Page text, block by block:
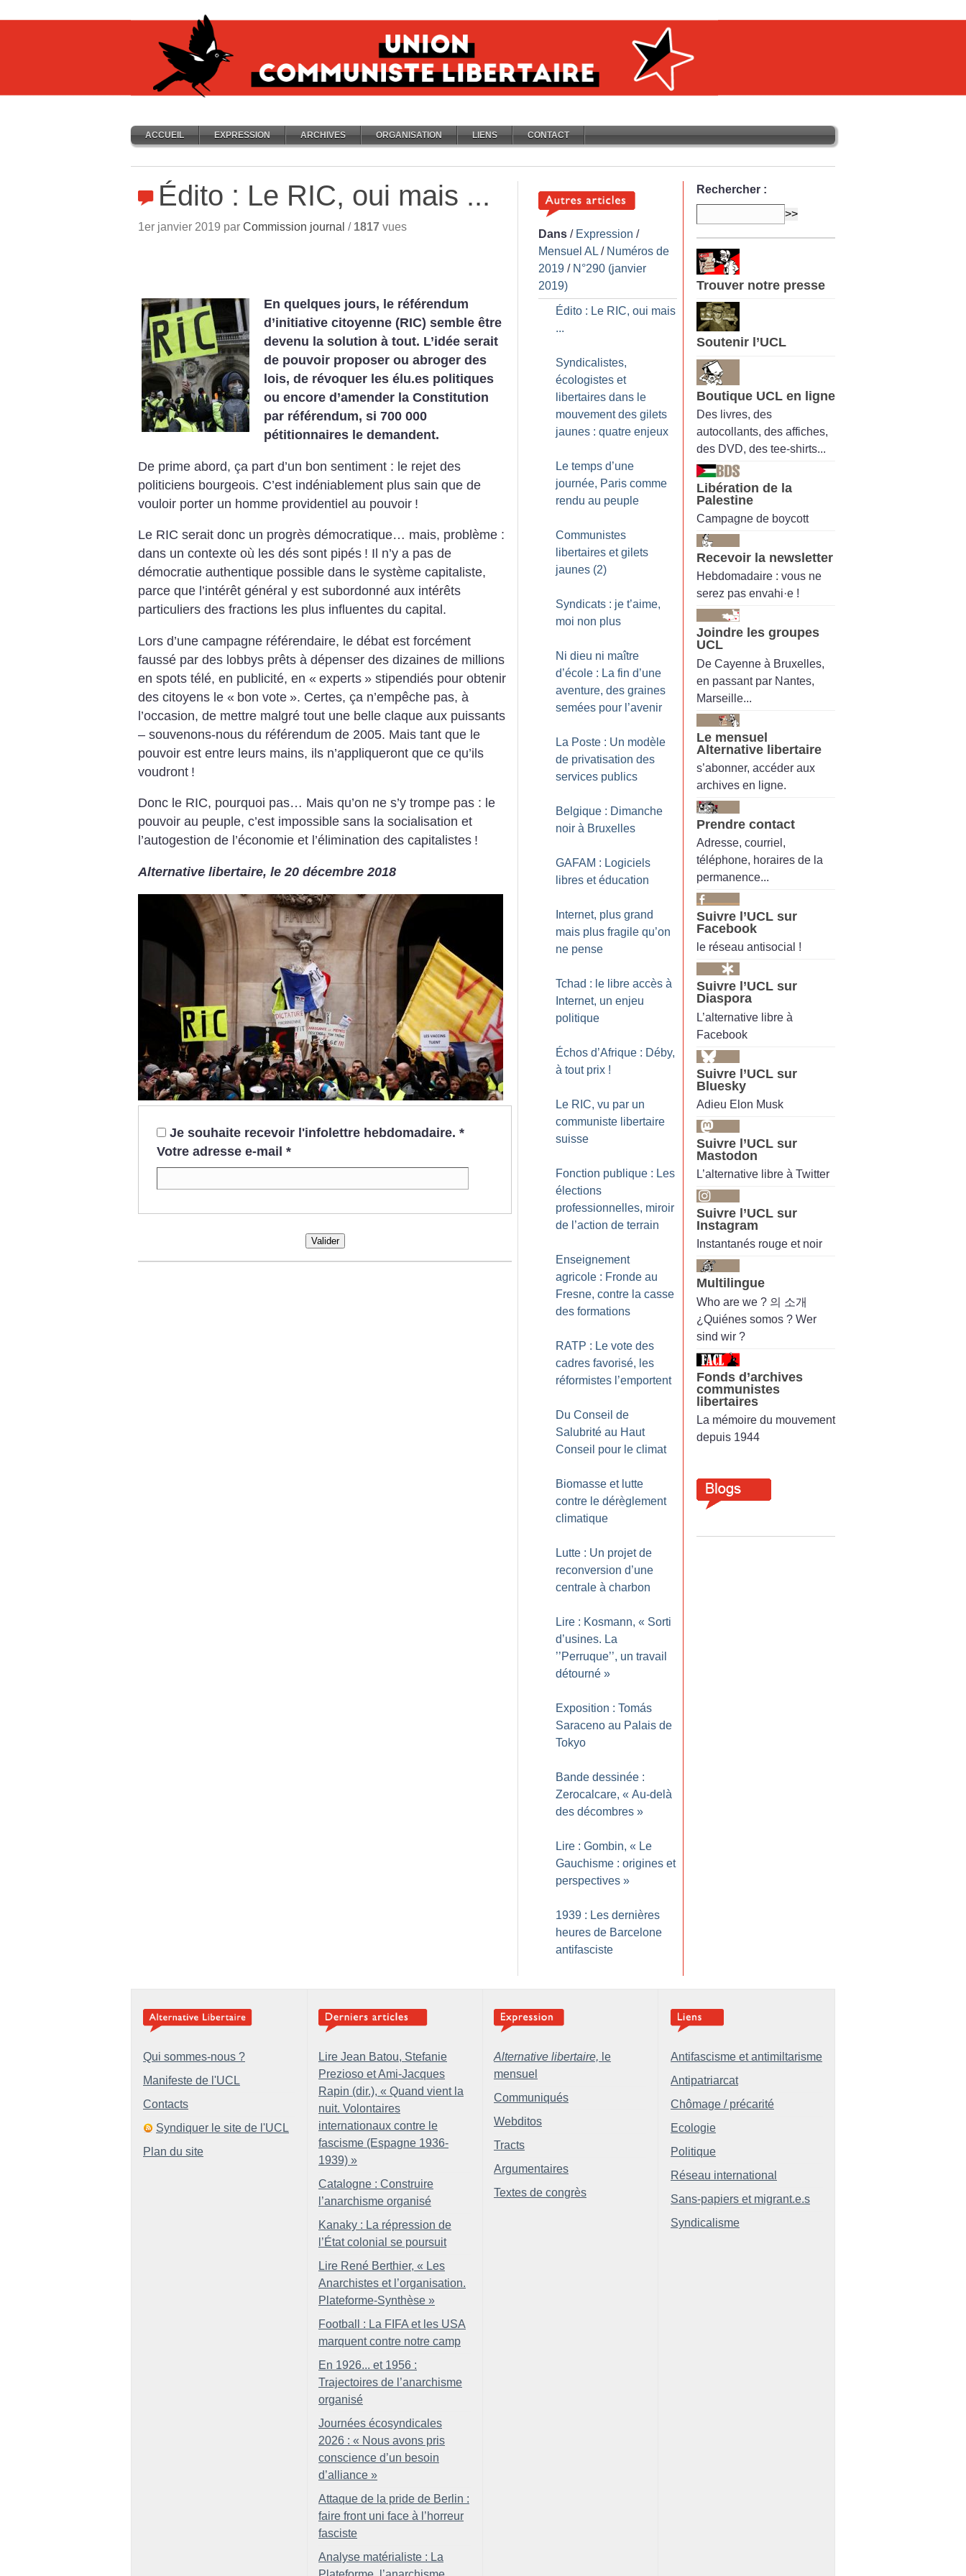
ACCUEIL EXPRESSION ARCHIVES ORGANISATION LIENS CONTACT
Édito : Le RIC, oui mais ...
1er janvier 2019 par Commission journal / 1817 vues
En quelques jours, le référendum
d’initiative citoyenne (RIC) semble être
devenu la solution à tout. L’idée serait
de pouvoir proposer ou abroger des
lois, de révoquer les élu.es politiques
ou encore d’amender la Constitution
par référendum, si 700 000
pétitionnaires le demandent.
De prime abord, ça part d’un bon sentiment : le rejet des
politiciens bourgeois. C’est indéniablement plus sain que de
vouloir porter un homme providentiel au pouvoir !
Le RIC serait donc un progrès démocratique… mais, problème :
dans un contexte où les dés sont pipés ! Il n’y a pas de
démocratie authentique possible dans le système capitaliste,
parce que l’intérêt général y est subordonné aux intérêts
particuliers des fractions les plus influentes du capital.
Lors d’une campagne référendaire, le débat est forcément
faussé par des lobbys prêts à dépenser des dizaines de millions
en spots télé, en publicité, en « experts » stipendiés pour obtenir
des citoyens le « bon vote ». Certes, ça n’empêche pas, à
l’occasion, de mettre malgré tout une belle claque aux puissants
– souvenons-nous du référendum de 2005. Mais tant que le
pouvoir est entre leurs mains, ils n’appliqueront que ce qu’ils
voudront !
Donc le RIC, pourquoi pas… Mais qu’on ne s’y trompe pas : le
pouvoir au peuple, c’est impossible sans la socialisation et
l’autogestion de l’économie et l’élimination des capitalistes !
Alternative libertaire, le 20 décembre 2018
Je souhaite recevoir l'infolettre hebdomadaire. *
Votre adresse e-mail *
Valider
Dans / Expression /
Mensuel AL / Numéros de
2019 / N°290 (janvier
2019)
Édito : Le RIC, oui mais
...
Syndicalistes,
écologistes et
libertaires dans le
mouvement des gilets
jaunes : quatre enjeux
Le temps d’une
journée, Paris comme
rendu au peuple
Communistes
libertaires et gilets
jaunes (2)
Syndicats : je t’aime,
moi non plus
Ni dieu ni maître
d’école : La fin d’une
aventure, des graines
semées pour l’avenir
La Poste : Un modèle
de privatisation des
services publics
Belgique : Dimanche
noir à Bruxelles
GAFAM : Logiciels
libres et éducation
Internet, plus grand
mais plus fragile qu’on
ne pense
Tchad : le libre accès à
Internet, un enjeu
politique
Échos d’Afrique : Déby,
à tout prix !
Le RIC, vu par un
communiste libertaire
suisse
Fonction publique : Les
élections
professionnelles, miroir
de l’action de terrain
Enseignement
agricole : Fronde au
Fresne, contre la casse
des formations
RATP : Le vote des
cadres favorisé, les
réformistes l’emportent
Du Conseil de
Salubrité au Haut
Conseil pour le climat
Biomasse et lutte
contre le dérèglement
climatique
Lutte : Un projet de
reconversion d’une
centrale à charbon
Lire : Kosmann, « Sorti
d’usines. La
’’Perruque’’, un travail
détourné »
Exposition : Tomás
Saraceno au Palais de
Tokyo
Bande dessinée :
Zerocalcare, « Au-delà
des décombres »
Lire : Gombin, « Le
Gauchisme : origines et
perspectives »
1939 : Les dernières
heures de Barcelone
antifasciste
Rechercher :
Trouver notre presse
Soutenir l’UCL
Boutique UCL en ligne
Des livres, des
autocollants, des affiches,
des DVD, des tee-shirts...
Libération de la
Palestine
Campagne de boycott
Recevoir la newsletter
Hebdomadaire : vous ne
serez pas envahi·e !
Joindre les groupes
UCL
De Cayenne à Bruxelles,
en passant par Nantes,
Marseille...
Le mensuel
Alternative libertaire
s’abonner, accéder aux
archives en ligne.
Prendre contact
Adresse, courriel,
téléphone, horaires de la
permanence...
Suivre l’UCL sur
Facebook
le réseau antisocial !
Suivre l’UCL sur
Diaspora
L’alternative libre à
Facebook
Suivre l’UCL sur
Bluesky
Adieu Elon Musk
Suivre l’UCL sur
Mastodon
L’alternative libre à Twitter
Suivre l’UCL sur
Instagram
Instantanés rouge et noir
Multilingue
Who are we ? 의 소개
¿Quiénes somos ? Wer
sind wir ?
Fonds d’archives
communistes
libertaires
La mémoire du mouvement
depuis 1944
Qui sommes-nous ?
Manifeste de l'UCL
Contacts
Syndiquer le site de l'UCL
Plan du site
Lire Jean Batou, Stefanie
Prezioso et Ami-Jacques
Rapin (dir.), « Quand vient la
nuit. Volontaires
internationaux contre le
fascisme (Espagne 1936-
1939) »
Catalogne : Construire
l’anarchisme organisé
Kanaky : La répression de
l’État colonial se poursuit
Lire René Berthier, « Les
Anarchistes et l’organisation.
Plateforme-Synthèse »
Football : La FIFA et les USA
marquent contre notre camp
En 1926... et 1956 :
Trajectoires de l’anarchisme
organisé
Journées écosyndicales
2026 : « Nous avons pris
conscience d’un besoin
d’alliance »
Attaque de la pride de Berlin :
faire front uni face à l’horreur
fasciste
Analyse matérialiste : La
Alternative libertaire, le
mensuel
Communiqués
Webditos
Tracts
Argumentaires
Textes de congrès
Antifascisme et antimiltarisme
Antipatriarcat
Chômage / précarité
Ecologie
Politique
Réseau international
Sans-papiers et migrant.e.s
Syndicalisme